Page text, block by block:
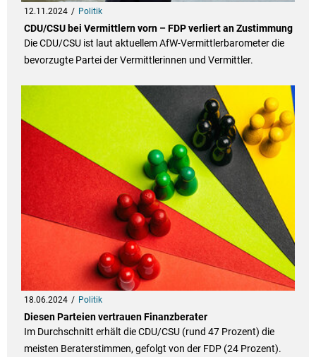
12.11.2024 Politik
CDU/CSU bei Vermittlern vorn – FDP verliert an Zustimmung
Die CDU/CSU ist laut aktuellem AfW-Vermittlerbarometer die
bevorzugte Partei der Vermittlerinnen und Vermittler.
18.06.2024 Politik
Diesen Parteien vertrauen Finanzberater
Im Durchschnitt erhält die CDU/CSU (rund 47 Prozent) die
meisten Beraterstimmen, gefolgt von der FDP (24 Prozent).